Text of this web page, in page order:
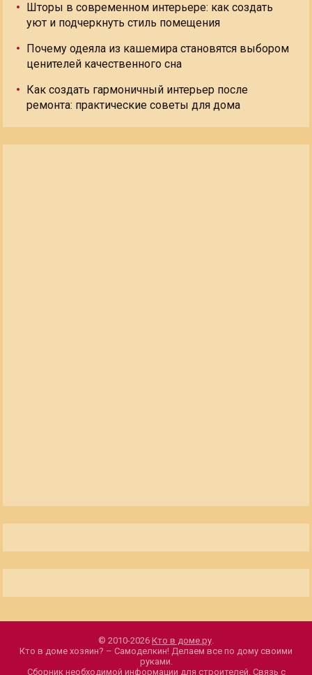
Шторы в современном интерьере: как создать
уют и подчеркнуть стиль помещения
Почему одеяла из кашемира становятся выбором
ценителей качественного сна
Как создать гармоничный интерьер после
ремонта: практические советы для дома
© 2010-2026 Кто в доме.ру.
Кто в доме хозяин? – Самоделкин! Делаем все по дому своими
руками.
Сборник необходимой информации для строителей. Связь с